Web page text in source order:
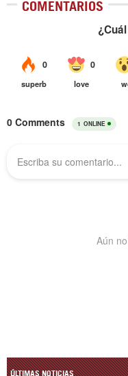
COMENTARIOS
ÚLTIMAS NOTICIAS